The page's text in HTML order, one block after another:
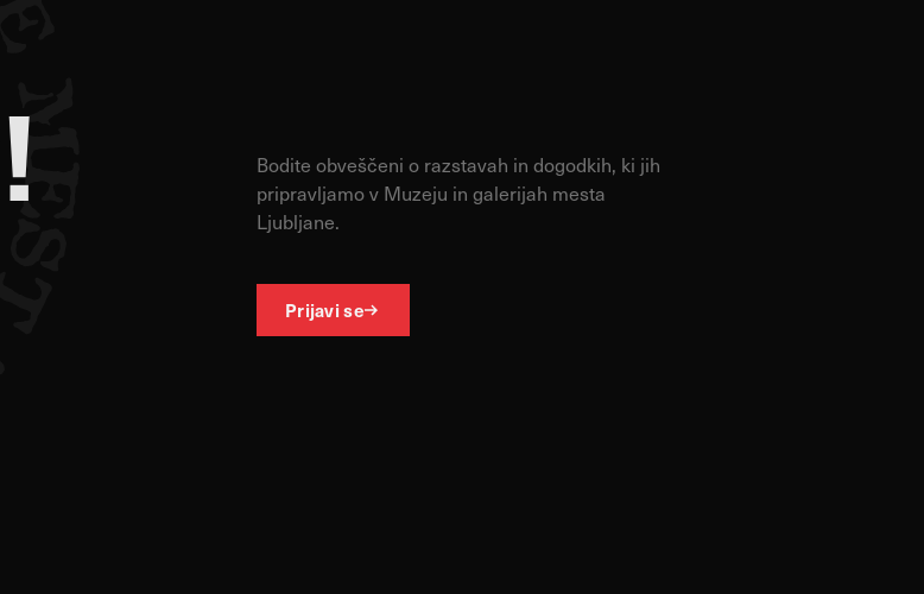
Bodite obveščeni o razstavah in dogodkih, ki jih
pripravljamo v Muzeju in galerijah mesta
Ljubljane.
Prijavi se